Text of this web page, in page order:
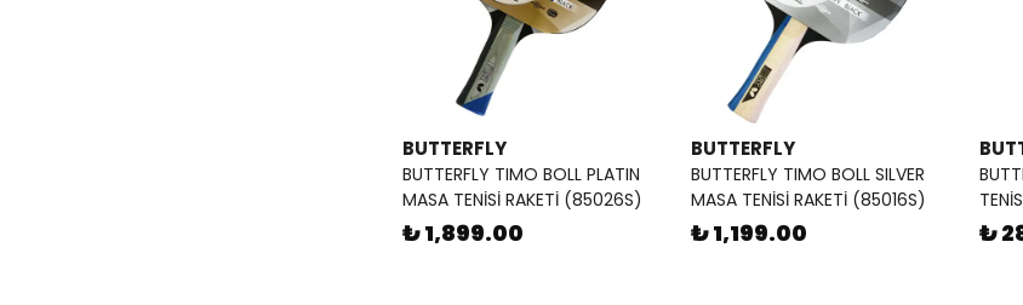
BUTTERFLY
BUTTERFLY TIMO BOLL PLATIN
MASA TENİSİ RAKETİ (85026S)
₺ 1,899.00
BUTTERFLY
BUTTERFLY TIMO BOLL SILVER
MASA TENİSİ RAKETİ (85016S)
₺ 1,199.00 ₺